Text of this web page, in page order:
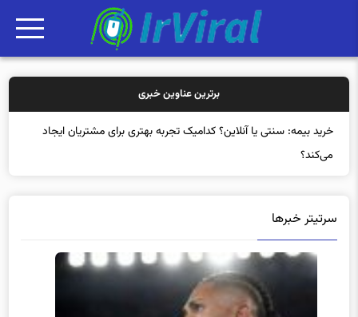
برترین عناوین خبری
خرید بیمه: سنتی یا آنلاین؟ کدامیک تجربه بهتری برای مشتریان ایجاد
می‌کند؟
سرتیتر خبرها